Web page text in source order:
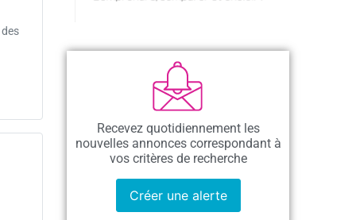
Recevez quotidiennement les
nouvelles annonces correspondant à
vos critères de recherche
Créer une alerte